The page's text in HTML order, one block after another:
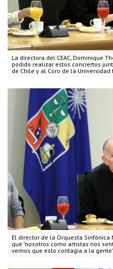
La directora del CEAC, Dominique
podido realizar estos conciertos
de Chile y al Coro de la
El director de la Orquesta
que "nosotros como artistas nos
vemos que esto contagia a la